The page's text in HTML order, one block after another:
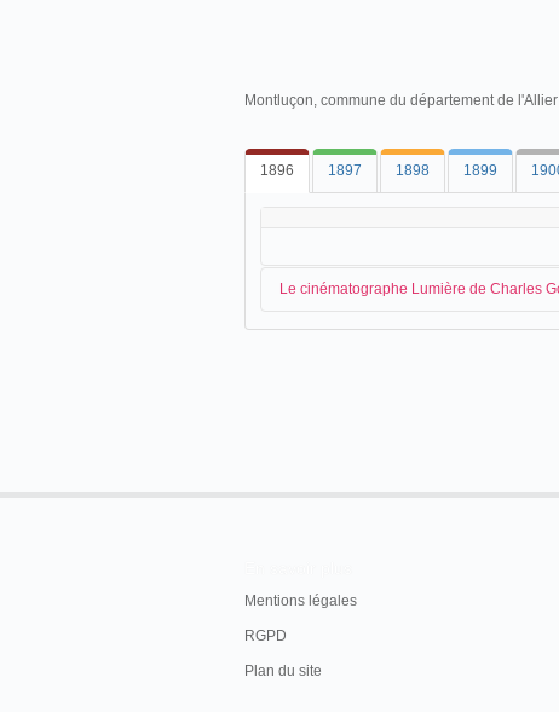
Montluçon, commune du département de
1896 1897 1898 1899
Le cinématographe Lumière de Charles
fêtes de l'Hôtel-de-Ville.
Mentions légales
RGPD
Plan du site